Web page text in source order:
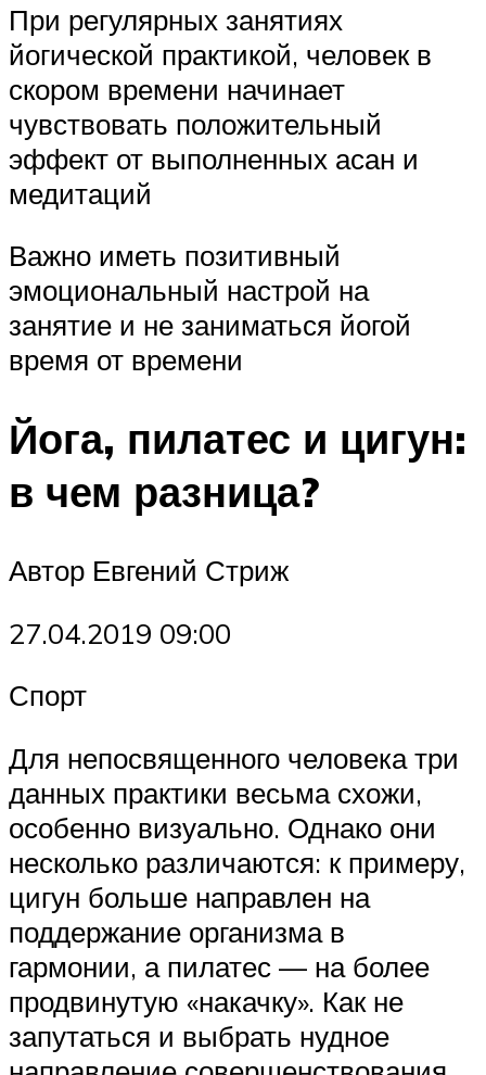
При регулярных занятиях
йогической практикой, человек в
скором времени начинает
чувствовать положительный
эффект от выполненных асан и
медитаций
Важно иметь позитивный
эмоциональный настрой на
занятие и не заниматься йогой
время от времени
Йога, пилатес и цигун:
в чем разница?
Автор Евгений Стриж
27.04.2019 09:00
Спорт
Для непосвященного человека три
данных практики весьма схожи,
особенно визуально. Однако они
несколько различаются: к примеру,
цигун больше направлен на
поддержание организма в
гармонии, а пилатес — на более
продвинутую «накачку». Как не
запутаться и выбрать нудное